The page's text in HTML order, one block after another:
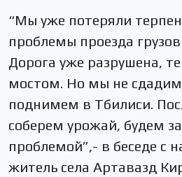
“Мы уже потеряли
проблемы проезда
Дорога уже разрушена,
мостом. Но мы не
поднимем в Тбилиси.
соберем урожай, будем
проблемой”,- в беседе с
житель села Артавазд